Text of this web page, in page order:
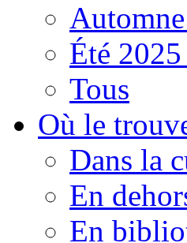
Été
Tous
Où le
Dans la
En
En